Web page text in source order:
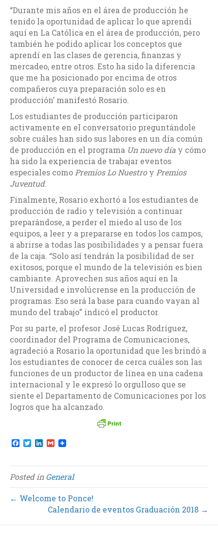
“Durante mis años en el área de producción he
tenido la oportunidad de aplicar lo que aprendí
aquí en La Católica en el área de producción, pero
también he podido aplicar los conceptos que
aprendí en las clases de gerencia, finanzas y
mercadeo, entre otros. Esto ha sido la diferencia
que me ha posicionado por encima de otros
compañeros cuya preparación solo es en
producción’ manifestó Rosario.
Los estudiantes de producción participaron
activamente en el conversatorio preguntándole
sobre cuáles han sido sus labores en un día común
de producción en el programa Un nuevo día y cómo
ha sido la experiencia de trabajar eventos
especiales como Premios Lo Nuestroy Premios
Juventud.
Finalmente, Rosario exhortó a los estudiantes de
producción de radio y televisión a continuar
preparándose, a perder el miedo al uso de los
equipos, a leer y a prepararse en todos los campos,
a abrirse a todas las posibilidades y a pensar fuera
de la caja. “Solo así tendrán la posibilidad de ser
exitosos, porque el mundo de la televisión es bien
cambiante. Aprovechen sus años aquí en la
Universidad e involúcrense en la producción de
programas. Eso será la base para cuando vayan al
mundo del trabajo” indicó el productor.
Por su parte, el profesor José Lucas Rodríguez,
coordinador del Programa de Comunicaciones,
agradeció a Rosario la oportunidad que les brindó a
los estudiantes de conocer de cerca cuáles son las
funciones de un productor de línea en una cadena
internacional y le expresó lo orgulloso que se
siente el Departamento de Comunicaciones por los
logros que ha alcanzado.
F
e
b
o
o
k
T
t
t
e
r
L
k
e
d
I
n
G
i
l
Posted inGeneral
← Welcome to Ponce!
Calendario de eventos Graduación 2018 →